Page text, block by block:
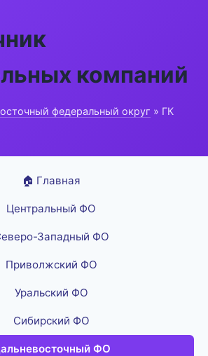
компаний
федеральный округ » ГК
🏠 Главная
Центральный ФО
Западный ФО
Приволжский ФО
Уральский ФО
Сибирский ФО
ФО